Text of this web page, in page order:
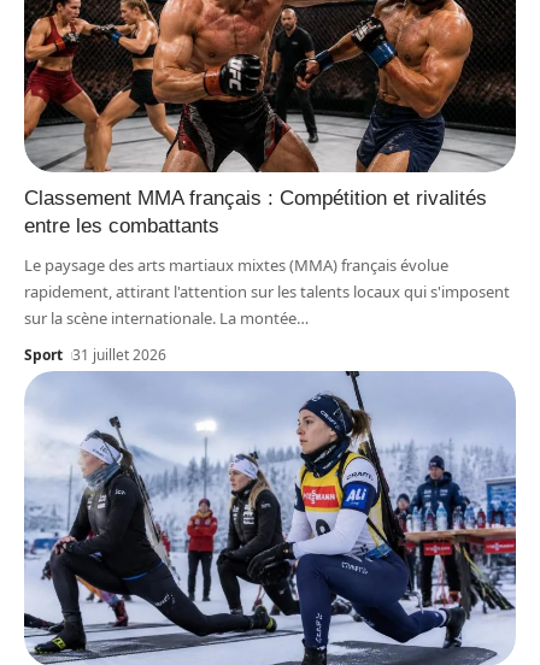
Classement MMA français : Compétition et rivalités
entre les combattants
Le paysage des arts martiaux mixtes (MMA) français évolue
rapidement, attirant l'attention sur les talents locaux qui s'imposent
sur la scène internationale. La montée…
Sport 31 juillet 2026